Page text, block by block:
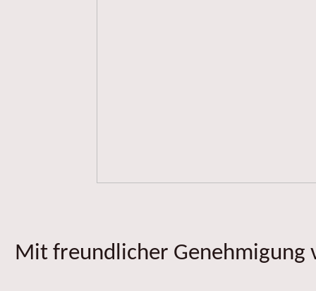
Mit freundlicher Genehmigung